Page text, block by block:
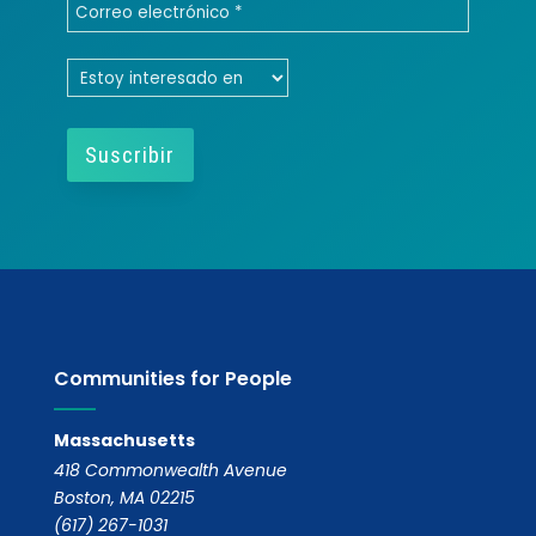
Communities for People
Massachusetts
418 Commonwealth Avenue
Boston, MA 02215
(617) 267-1031